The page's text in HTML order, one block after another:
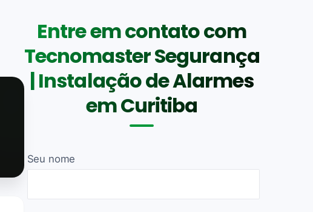
Entre em contato com
Tecnomaster Segurança
| Instalação de Alarmes
em Curitiba
Seu nome